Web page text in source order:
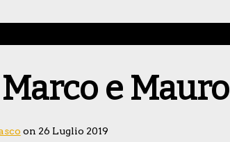
e Mauro
on 26 Luglio 2019